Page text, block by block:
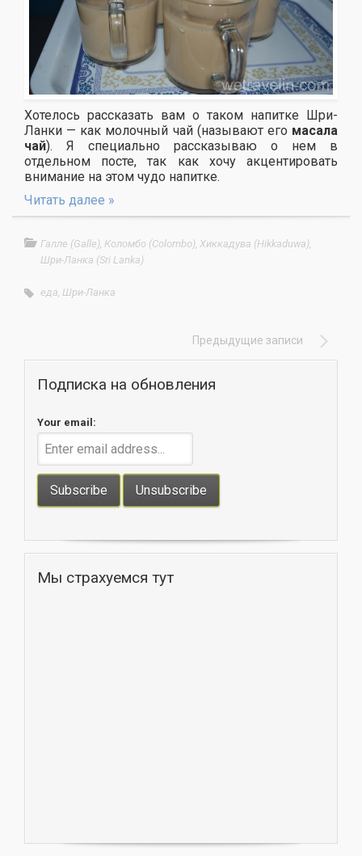
Хотелось рассказать вам о таком напитке Шри-
Ланки — как молочный чай (называют его масала
чай). Я специально рассказываю о нем в
отдельном посте, так как хочу акцентировать
внимание на этом чудо напитке.
Читать далее »
Галле (Galle), Коломбо (Colombo), Хиккадува (Hikkaduwa),
Шри-Ланка (Sri Lanka)
еда, Шри-Ланка
Предыдущие записи
Подписка на обновления
Your email:
Мы страхуемся тут